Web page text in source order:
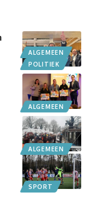
ALGEMEEN
POLITIEK
ALGEMEEN
ALGEMEEN
SPORT